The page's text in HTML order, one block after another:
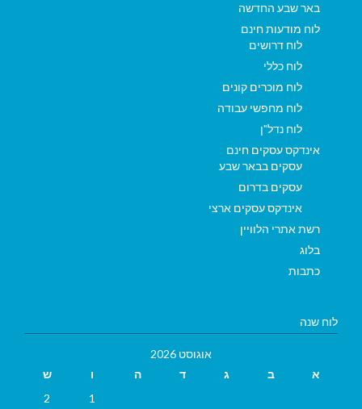
באר שבע החדשה
לוח מודעות חינם
לוח דרושים
לוח כללי
לוח מוכרים קונים
לוח מחפשי עבודה
לוח נדל"ן
אינדקס עסקים חינם
עסקים בבאר שבע
עסקים בדרום
אינדקס עסקים ארצי
רשת אתרי הלוויין
בלוג
כתבות
לוח שנה
אוגוסט 2026
א
ב ג ד ה ו
ש
1
2